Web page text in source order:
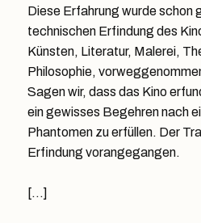
Diese Erfahrung wurde schon
technischen Erfindung des
Künsten, Literatur, Malerei,
Philosophie,
Sagen wir, dass das Kino
ein gewisses Begehren nach
Phantomen zu erfüllen. Der
Erfindung vorangegangen.
[…]